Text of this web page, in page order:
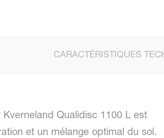
CARACTÉRISTIQUES
Qualidisc 1100 L est
et un mélange optimal du sol.